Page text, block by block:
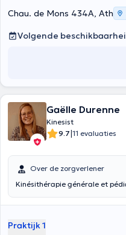
Chau. de Mons 434A, Ath
Volgende
Gaëlle Durenne
Kinesist
9.7|11 evaluaties
Over de zorgverlener
Kinésithérapie générale et
Praktijk 1